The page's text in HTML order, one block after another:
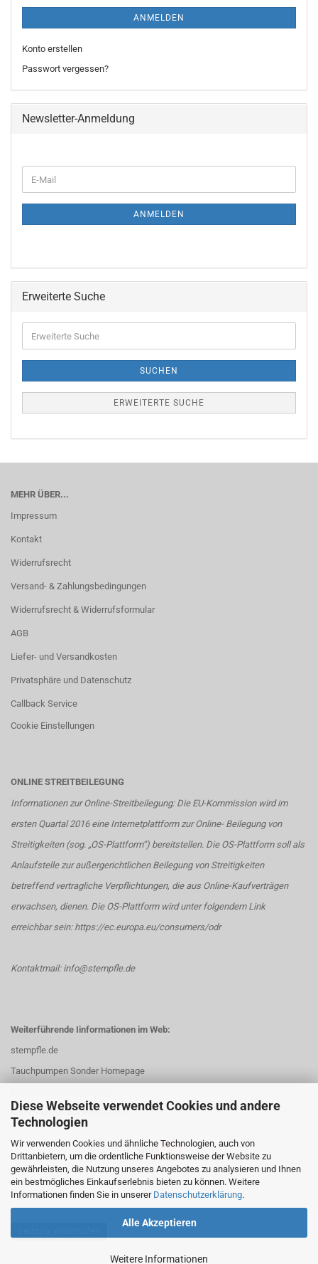
Diese Webseite verwendet Cookies und andere
Technologien
Wir verwenden Cookies und ähnliche Technologien, auch von
Drittanbietern, um die ordentliche Funktionsweise der Website zu
gewährleisten, die Nutzung unseres Angebotes zu analysieren und Ihnen
ein bestmögliches Einkaufserlebnis bieten zu können. Weitere
Informationen finden Sie in unserer Datenschutzerklärung.
Alle Akzeptieren
Weitere Informationen
ANMELDEN
Konto erstellen
Passwort vergessen?
Newsletter-Anmeldung
ZUR
E-
Mail
ANMELDEN
Erweiterte Suche
Suche
SUCHEN
ERWEITERTE SUCHE
MEHR ÜBER...
Impressum
Kontakt
Widerrufsrecht
Versand- & Zahlungsbedingungen
Widerrufsrecht & Widerrufsformular
AGB
Liefer- und Versandkosten
Privatsphäre und Datenschutz
Callback Service
Cookie Einstellungen
ONLINE STREITBEILEGUNG
Informationen zur Online-Streitbeilegung: Die EU-Kommission wird im
ersten Quartal 2016 eine Internetplattform zur Online- Beilegung von
Streitigkeiten (sog. „OS-Plattform“) bereitstellen. Die OS-Plattform soll als
Anlaufstelle zur außergerichtlichen Beilegung von Streitigkeiten
betreffend vertragliche Verpflichtungen, die aus Online-Kaufverträgen
erwachsen, dienen. Die OS-Plattform wird unter folgendem Link
erreichbar sein: https://ec.europa.eu/consumers/odr
Kontaktmail: info@stempfle.de
Weiterführende Iinformationen im Web:
stempfle.de
Tauchpumpen Sonder Homepage
Mehr Videos und Infos unter: